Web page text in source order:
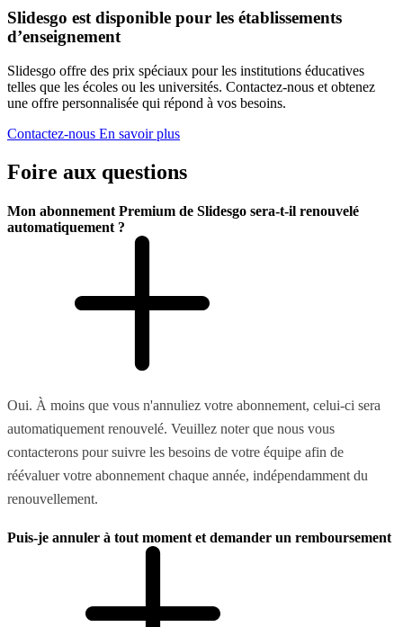
Slidesgo est disponible pour les établissements
d’enseignement
Slidesgo offre des prix spéciaux pour les institutions éducatives
telles que les écoles ou les universités. Contactez-nous et obtenez
une offre personnalisée qui répond à vos besoins.
Contactez-nous En savoir plus
Foire aux questions
Mon abonnement Premium de Slidesgo sera-t-il renouvelé
automatiquement ?
Oui. À moins que vous n'annuliez votre abonnement, celui-ci sera
automatiquement renouvelé. Veuillez noter que nous vous
contacterons pour suivre les besoins de votre équipe afin de
réévaluer votre abonnement chaque année, indépendamment du
renouvellement.
Puis-je annuler à tout moment et demander un remboursement